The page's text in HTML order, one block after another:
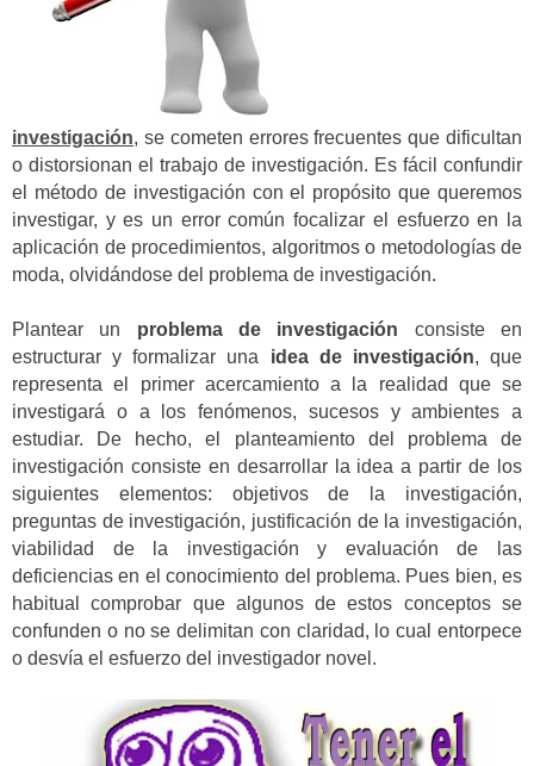
investigación, se cometen errores frecuentes que dificultan
o distorsionan el trabajo de investigación. Es fácil confundir
el método de investigación con el propósito que queremos
investigar, y es un error común focalizar el esfuerzo en la
aplicación de procedimientos, algoritmos o metodologías de
moda, olvidándose del problema de investigación.
Plantear un problema de investigación consiste en
estructurar y formalizar una idea de investigación, que
representa el primer acercamiento a la realidad que se
investigará o a los fenómenos, sucesos y ambientes a
estudiar. De hecho, el planteamiento del problema de
investigación consiste en desarrollar la idea a partir de los
siguientes elementos: objetivos de la investigación,
preguntas de investigación, justificación de la investigación,
viabilidad de la investigación y evaluación de las
deficiencias en el conocimiento del problema. Pues bien, es
habitual comprobar que algunos de estos conceptos se
confunden o no se delimitan con claridad, lo cual entorpece
o desvía el esfuerzo del investigador novel.